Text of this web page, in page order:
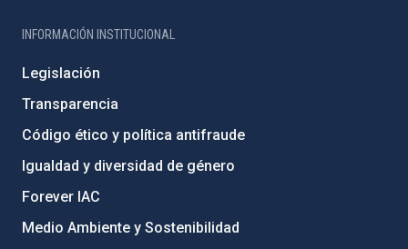
INFORMACIÓN INSTITUCIONAL
Legislación
Transparencia
Código ético y política antifraude
Igualdad y diversidad de género
Forever IAC
Medio Ambiente y Sostenibilidad